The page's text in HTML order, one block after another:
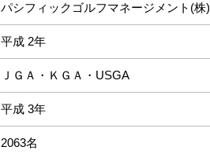
パシフィックゴルフマネージメント(株)
平成 2年
ＪＧＡ・ＫＧＡ・USGA
平成 3年
2063名